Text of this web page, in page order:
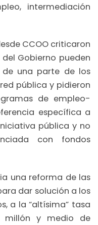
intermediación
CCOO criticaron
Gobierno pueden
de una parte de los
pública y pidieron
de empleo-
específica a
pública y no
con fondos
una reforma de las
dar solución a los
a la “altísima” tasa
millón y medio de